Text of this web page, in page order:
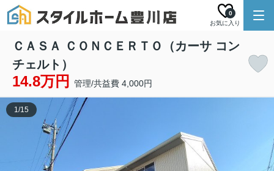
お気に入り
0
ＣＡＳＡ ＣＯＮＣＥＲＴＯ（カーサ コン
チェルト）
14.8万円 管理/共益費 4,000円
1/15